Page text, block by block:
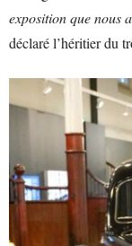
exposition que nous
déclaré l’héritier du